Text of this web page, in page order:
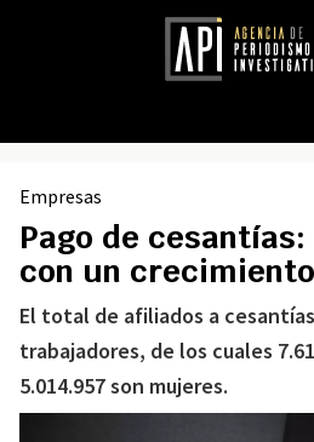
Empresas
Pago de
con un
El total de afiliados a
trabajadores, de los cuales
5.014.957 son mujeres.